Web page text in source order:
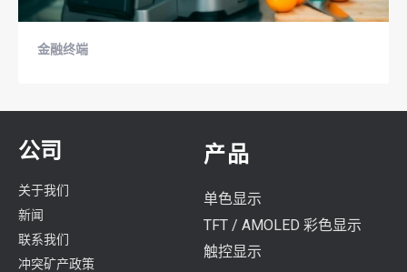
金融终端
公司
关于我们
新闻
联系我们
冲突矿产政策
产品
单色显示
TFT / AMOLED 彩色显示
触控显示